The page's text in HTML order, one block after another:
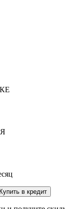
Купить в кредит